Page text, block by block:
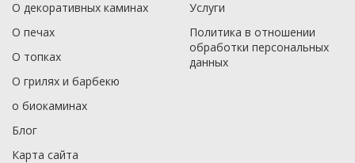
О декоративных каминах
О печах
О топках
О грилях и барбекю
о биокаминах
Блог
Карта сайта
Услуги
Политика в отношении
обработки персональных
данныx